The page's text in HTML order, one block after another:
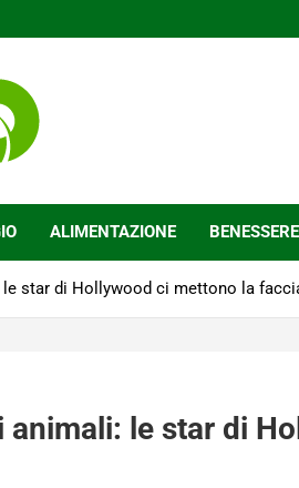
ALIMENTAZIONE BENESSERE
star di Hollywood ci mettono la
animali: le star di